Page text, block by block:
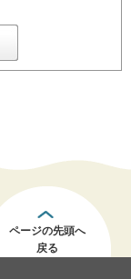
ページの先頭へ
戻る